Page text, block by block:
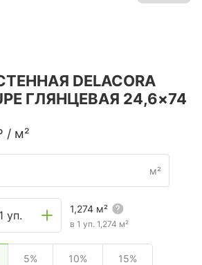
DELACORA
ГЛЯНЦЕВАЯ 24,6×74
/ м²
м²
1 уп. 1,274 м²
в 1 уп. 1,274 м²
5% 10% 15%